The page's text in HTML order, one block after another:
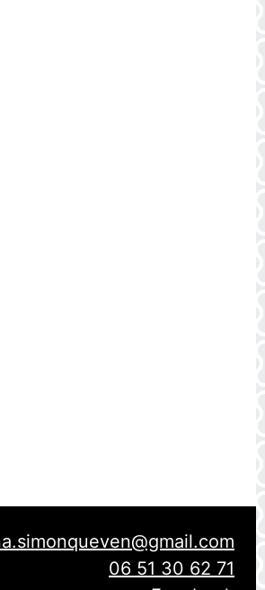
06 51 30 62 71